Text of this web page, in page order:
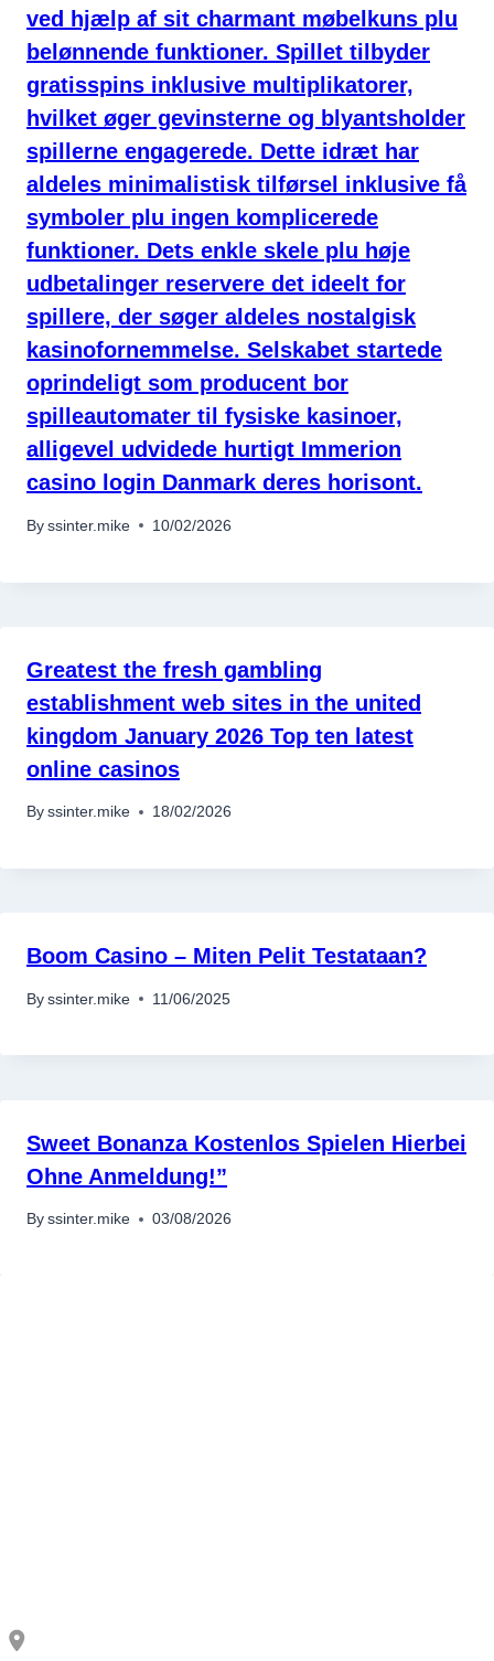
ved hjælp af sit charmant møbelkuns plu
belønnende funktioner. Spillet tilbyder
gratisspins inklusive multiplikatorer,
hvilket øger gevinsterne og blyantsholder
spillerne engagerede. Dette idræt har
aldeles minimalistisk tilførsel inklusive få
symboler plu ingen komplicerede
funktioner. Dets enkle skele plu høje
udbetalinger reservere det ideelt for
spillere, der søger aldeles nostalgisk
kasinofornemmelse. Selskabet startede
oprindeligt som producent bor
spilleautomater til fysiske kasinoer,
alligevel udvidede hurtigt Immerion
casino login Danmark deres horisont.
By ssinter.mike 10/02/2026
Greatest the fresh gambling
establishment web sites in the united
kingdom January 2026 Top ten latest
online casinos
By ssinter.mike 18/02/2026
Boom Casino – Miten Pelit Testataan?
By ssinter.mike 11/06/2025
Sweet Bonanza Kostenlos Spielen Hierbei
Ohne Anmeldung!”
By ssinter.mike 03/08/2026